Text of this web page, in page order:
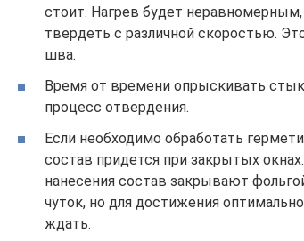
стоит. Нагрев будет
твердеть с различной скоростью.
шва.
Время от времени опрыскивать
процесс отвердения.
Если необходимо обработать
состав придется при закрытых
нанесения состав закрывают
чуток, но для достижения
ждать.